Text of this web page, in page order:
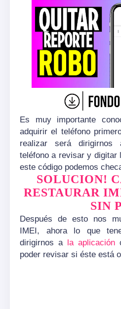
Es muy importante
adquirir el teléfono
realizar será
teléfono a revisar y digitar
este código podemos
SOLUCION!
RESTAURAR
SIN
Después de esto nos
IMEI, ahora lo que
dirigirnos a la aplicación
poder revisar si éste está